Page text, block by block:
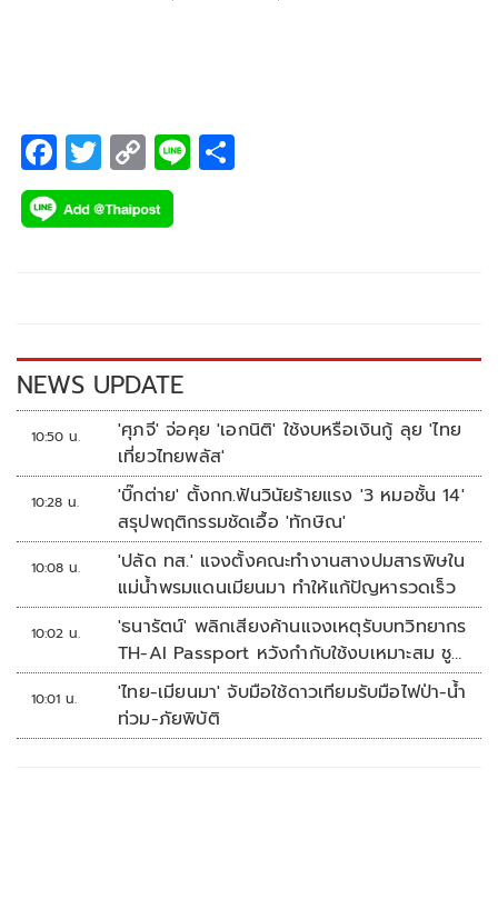
F
ac
e
k
T
wi
tt
C
o
p
k
Li
NEWS UPDATE
10:50 น.
'ศุภจี' จ่อคุย 'เอกนิติ' ใช้งบหรือเงินกู้ ลุย 'ไทย
เที่ยวไทยพลัส'
10:28 น.
'บิ๊กต่าย' ตั้งกก.ฟันวินัยร้ายแรง '3 หมอชั้น 14'
สรุปพฤติกรรมชัดเอื้อ 'ทักษิณ'
10:08 น.
'ปลัด ทส.' แจงตั้งคณะทำงานสางปมสารพิษใน
แม่น้ำพรมแดนเมียนมา ทำให้แก้ปัญหารวดเร็ว
10:02 น.
'ธนารัตน์' พลิกเสียงค้านแจงเหตุรับบทวิทยากร
TH-AI Passport หวังกำกับใช้งบเหมาะสม ชู
จุดเด่นคนไทยได้ใช้ AI ระดับโปร ลดเหลื่อมล้ำ
ทางเทคโนโลยี เซฟงบไปกว่า900ล้าน เชื่อหาก
ใช้เต็มที่เอกชนขาดทุนย่อยยับ
10:01 น.
'ไทย-เมียนมา' จับมือใช้ดาวเทียมรับมือไฟป่า-น้ำ
ท่วม-ภัยพิบัติ